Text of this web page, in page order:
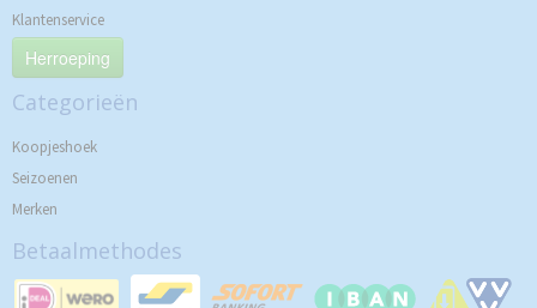
Klantenservice
Herroeping
Categorieën
Koopjeshoek
Seizoenen
Merken
Betaalmethodes